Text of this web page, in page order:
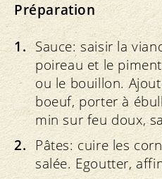
Préparation
Sauce: saisir la
poireau et le
ou le bouillon.
boeuf, porter à
min sur feu doux,
Pâtes: cuire les
salée. Egoutter,